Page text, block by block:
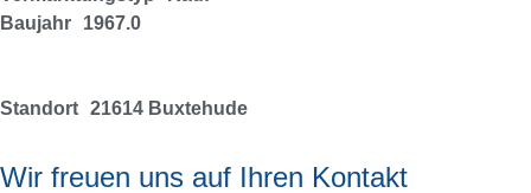
Baujahr
1967.0
Standort 21614 Buxtehude
Wir freuen uns auf Ihren Kontakt